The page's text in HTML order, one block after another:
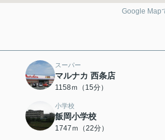
Google Map
スーパー
マルナカ 西条店
1158ｍ（15分）
小学校
飯岡小学校
1747ｍ（22分）